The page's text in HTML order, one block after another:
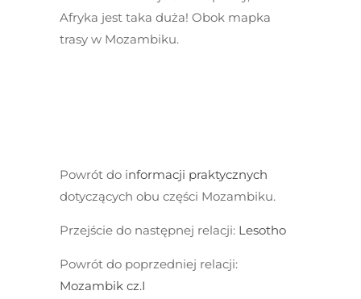
Afryka jest taka duża! Obok mapka
trasy w Mozambiku.
Powrót do informacji praktycznych
dotyczących obu części Mozambiku.
Przejście do następnej relacji: Lesotho
Powrót do poprzedniej relacji:
Mozambik cz.I